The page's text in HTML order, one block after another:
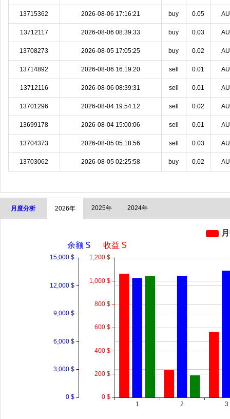
13715362 2026-08-06 17:16:21 buy 0.05
13712117 2026-08-06 08:39:33 buy 0.03
13708273 2026-08-05 17:05:25 buy 0.02
13714892 2026-08-06 16:19:20 sell 0.01
13712116 2026-08-06 08:39:31 sell 0.01
13701296 2026-08-04 19:54:12 sell 0.02
13699178 2026-08-04 15:00:06 sell 0.01
13704373 2026-08-05 05:18:56 sell 0.03
13703062 2026-08-05 02:25:58 buy 0.02
月度分析 2026年 2025年 2024年